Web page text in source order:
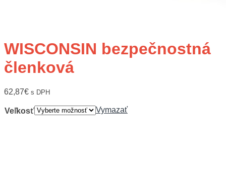
WISCONSIN bezpečnostná
členková
62,87€ s DPH
Veľkosť Vymazať